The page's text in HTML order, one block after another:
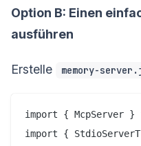
Option B: Einen
ausführen
Erstelle memory-
import { McpServer }
import {